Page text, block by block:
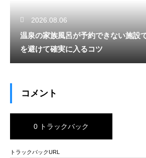
2026.08.06
温泉の家族風呂が予約できない施設
を避けて確実に入るコツ
コメント
0 トラックバック
トラックバックURL